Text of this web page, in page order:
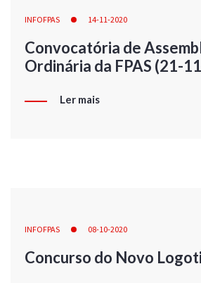
INFOFPAS 14-11-2020
Convocatória de
Ordinária da FPAS (21-
Ler mais
INFOFPAS 08-10-2020
Concurso do Novo